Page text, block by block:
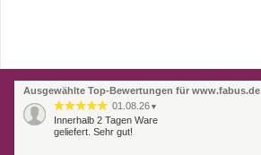
Ausgewählte Top-Bewertungen für www.fabus.de
01.08.26 ▼
Innerhalb 2 Tagen Ware
geliefert. Sehr gut!